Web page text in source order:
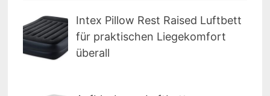
Intex Pillow Rest Raised Luftbett
für praktischen Liegekomfort
überall